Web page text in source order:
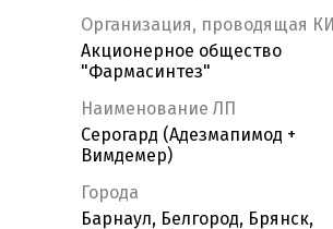
Организация, проводящая КИ
Акционерное общество
"Фармасинтез"
Наименование ЛП
Серогард (Адезмапимод +
Вимдемер)
Города
Барнаул, Белгород, Брянск,